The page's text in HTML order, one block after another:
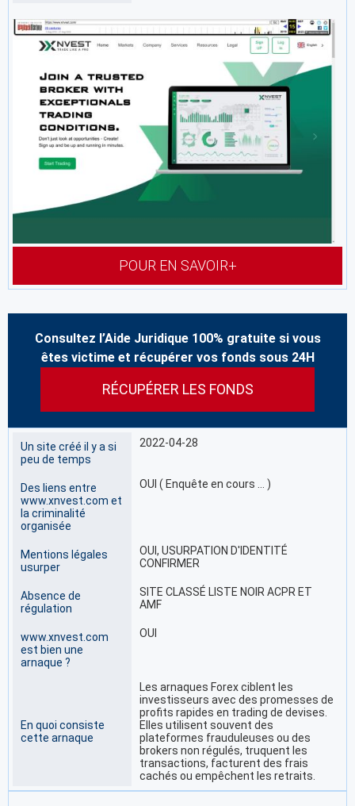
POUR EN SAVOIR+
Consultez l’Aide Juridique 100% gratuite si vous
êtes victime et récupérer vos fonds sous 24H
RÉCUPÉRER LES FONDS
Un site créé il y a si
peu de temps
2022-04-28
Des liens entre
www.xnvest.com et
la criminalité
organisée
OUI ( Enquête en cours … )
Mentions légales
usurper
OUI, USURPATION D'IDENTITÉ
CONFIRMER
Absence de
régulation
SITE CLASSÉ LISTE NOIR ACPR ET
AMF
www.xnvest.com
est bien une
arnaque ?
OUI
En quoi consiste
cette arnaque
Les arnaques Forex ciblent les
investisseurs avec des promesses de
profits rapides en trading de devises.
Elles utilisent souvent des
plateformes frauduleuses ou des
brokers non régulés, truquent les
transactions, facturent des frais
cachés ou empêchent les retraits.